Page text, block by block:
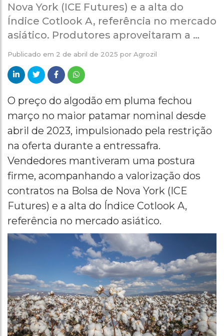
Nova York (ICE Futures) e a alta do
Índice Cotlook A, referência no mercado
asiático. Produtores aproveitaram a …
Publicado em 2 de abril de 2025 por Agrozil
O preço do algodão em pluma fechou
março no maior patamar nominal desde
abril de 2023, impulsionado pela restrição
na oferta durante a entressafra.
Vendedores mantiveram uma postura
firme, acompanhando a valorização dos
contratos na Bolsa de Nova York (ICE
Futures) e a alta do Índice Cotlook A,
referência no mercado asiático.